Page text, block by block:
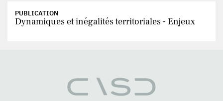
PUBLICATION
Dynamiques et inégalités territoriales - Enjeux